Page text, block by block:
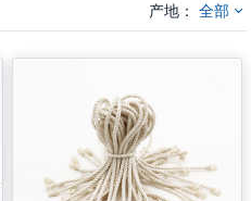
产地： 全部